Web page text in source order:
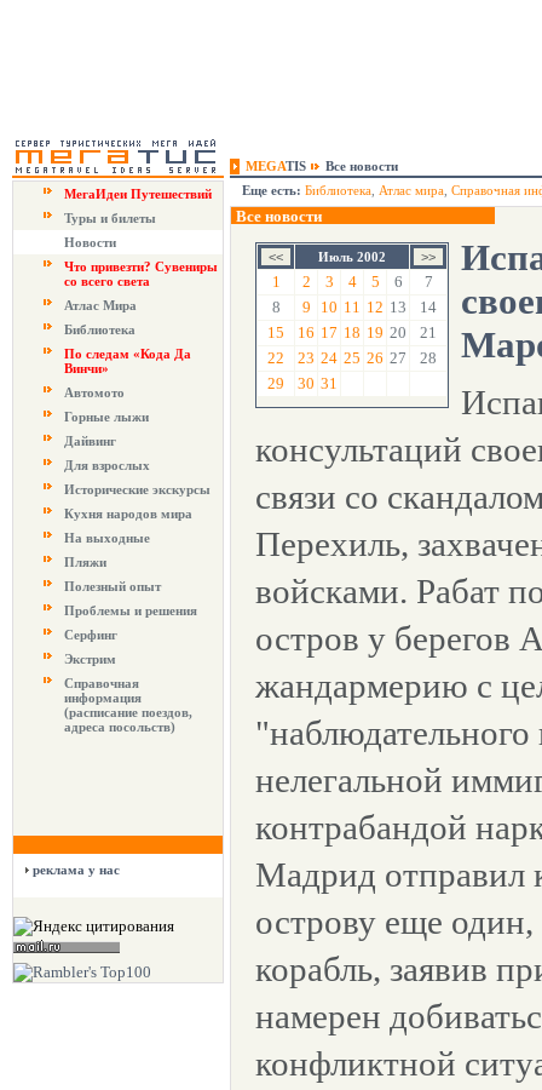
MEGATIS
Все новости
МегаИдеи Путешествий
Туры и билеты
Новости
Что привезти? Сувениры
со всего света
Атлас Мира
Библиотека
По следам «Кода Да
Винчи»
Автомото
Горные лыжи
Дайвинг
Для взрослых
Исторические экскурсы
Кухня народов мира
На выходные
Пляжи
Полезный опыт
Проблемы и решения
Серфинг
Экстрим
Справочная
информация
(расписание поездов,
адреса посольств)
реклама у нас
Еще есть: Библиотека Атлас мира Справочная
Все новости
Июль 2002
1 2 3 4 5 6
7
8
9 10 11 12 13
14
15
16 17 18 19 20
21
22
23 24 25 26 27
28
29
30 31
консультаций
связи со
Перехиль,
войсками. Рабат
остров у берегов
жандармерию с
нелегальной
контрабандой
Мадрид отправил
острову еще
корабль, заявив
намерен
конфликтной